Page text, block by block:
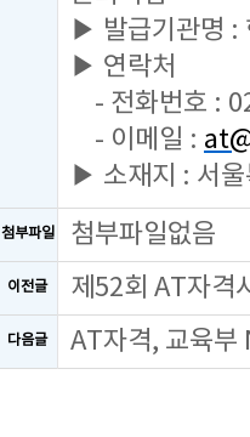
▶ 발급기관명 :
▶ 연락처
- 전화번호 :
- 이메일 :
▶ 소재지 : 서울
첨부파일 첨부파일없음
이전글 제52회 AT자격
다음글 AT자격, 교육부